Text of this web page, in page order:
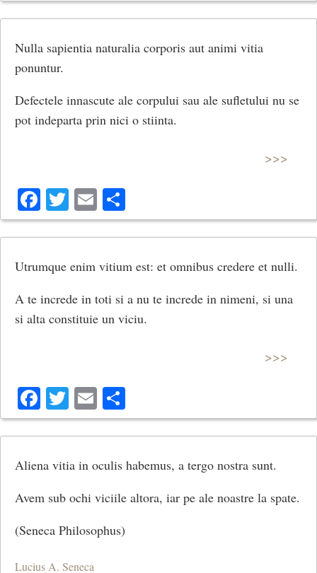
Nulla sapientia naturalia corporis aut animi vitia
ponuntur.
Defectele innascute ale corpului sau ale sufletului nu se
pot indeparta prin nici o stiinta.
>>>
Facebook
Twitter
Email
Utrumque enim vitium est: et omnibus credere et nulli.
A te increde in toti si a nu te increde in nimeni, si una
si alta constituie un viciu.
>>>
Facebook
Twitter
Email
Aliena vitia in oculis habemus, a tergo nostra sunt.
Avem sub ochi viciile altora, iar pe ale noastre la spate.
(Seneca Philosophus)
Lucius A. Seneca